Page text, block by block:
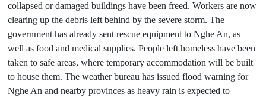
collapsed or damaged buildings have been freed. Workers are now
clearing up the debris left behind by the severe storm. The
government has already sent rescue equipment to Nghe An, as
well as food and medical supplies. People left homeless have been
taken to safe areas, where temporary accommodation will be built
to house them. The weather bureau has issued flood warning for
Nghe An and nearby provinces as heavy rain is expected to